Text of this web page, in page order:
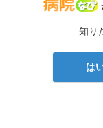
知り
は